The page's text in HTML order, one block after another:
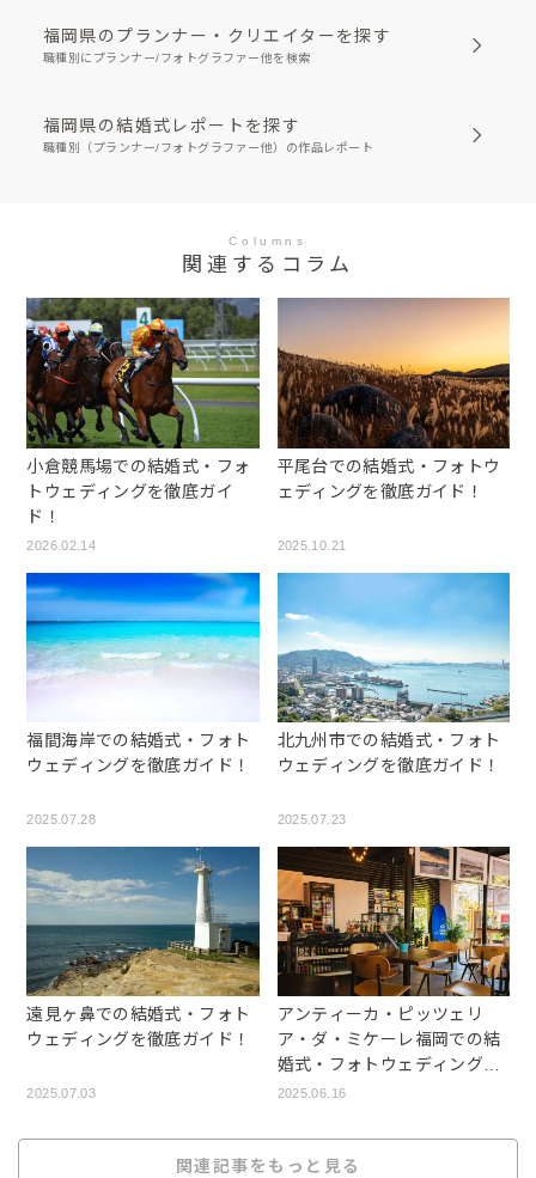
福岡県のプランナー・クリエイターを探す
職種別にプランナー/フォトグラファー他を検索
福岡県の結婚式レポートを探す
職種別（プランナー/フォトグラファー他）の作品レポート
Columns
関連するコラム
小倉競馬場での結婚式・フォ
トウェディングを徹底ガイ
ド！
2026.02.14
平尾台での結婚式・フォトウ
ェディングを徹底ガイド！
2025.10.21
福間海岸での結婚式・フォト
ウェディングを徹底ガイド！
2025.07.28
北九州市での結婚式・フォト
ウェディングを徹底ガイド！
2025.07.23
遠見ヶ鼻での結婚式・フォト
ウェディングを徹底ガイド！
2025.07.03
アンティーカ・ピッツェリ
ア・ダ・ミケーレ福岡での結
婚式・フォトウェディングを
徹底ガイド！
2025.06.16
関連記事をもっと見る